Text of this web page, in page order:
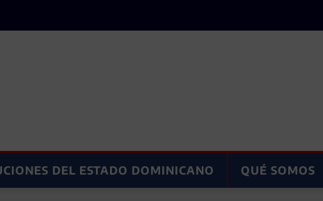
DEL ESTADO DOMINICANO QUÉ SOMOS